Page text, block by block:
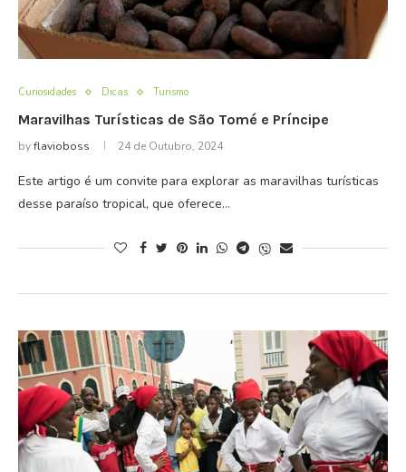
Curiosidades Dicas Turismo
Maravilhas Turísticas de São Tomé e Príncipe
byflavioboss 24 de Outubro, 2024
Este artigo é um convite para explorar as maravilhas turísticas
desse paraíso tropical, que oferece…